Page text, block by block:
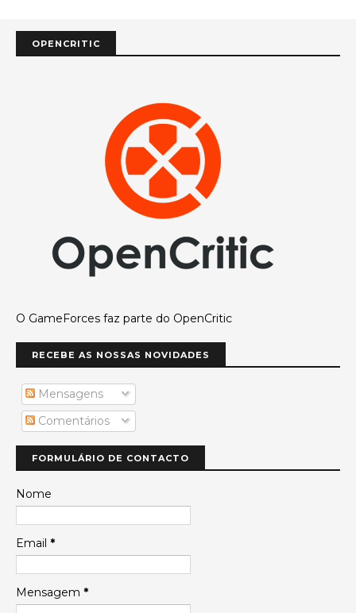
OPENCRITIC
O GameForces faz parte do OpenCritic
RECEBE AS NOSSAS NOVIDADES
Mensagens
Comentários
FORMULÁRIO DE CONTACTO
Nome
Email *
Mensagem *